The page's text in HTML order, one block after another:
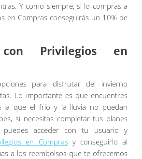
Y como siempre, si lo compras a
en Compras conseguirás un 10% de
Privilegios en
para disfrutar del invierno
Lo importante es que encuentres
la que el frío y la lluvia no puedan
si necesitas completar tus planes
puedes acceder con tu usuario y
en Comprasy conseguirlo al
a los reembolsos que te ofrecemos